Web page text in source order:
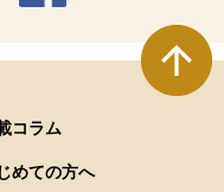
コラム
めての方へ